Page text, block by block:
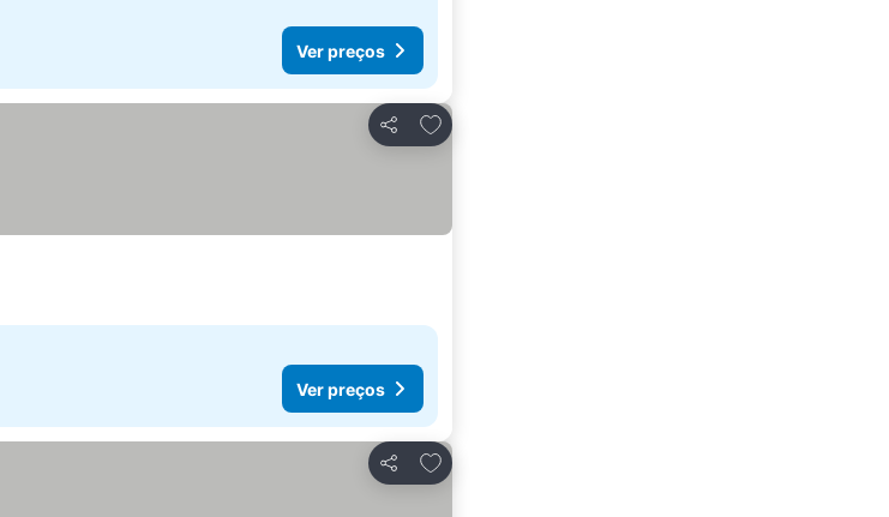
Ver preços
Partilhar
Adicionar aos favoritos
Ver preços
Partilhar
Adicionar aos favoritos